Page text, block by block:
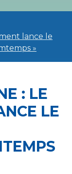
lance le
»
: LE
LE